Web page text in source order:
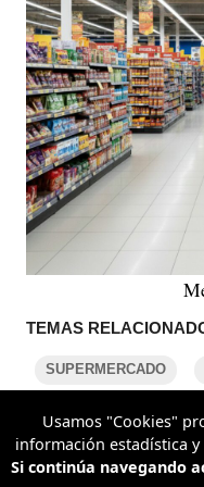
TEMAS
SUPERMERCADO
Usamos "Cookies"
información estadística
Si continúa navegando